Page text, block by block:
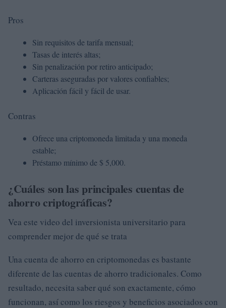
Pros
Sin requisitos de tarifa mensual;
Tasas de interés altas;
Sin penalización por retiro anticipado;
Carteras aseguradas por valores confiables;
Aplicación fácil y fácil de usar.
Contras
Ofrece una criptomoneda limitada y una moneda
estable;
Préstamo mínimo de $ 5,000.
¿Cuáles son las principales cuentas de
ahorro criptográficas?
Vea este video del inversionista universitario para
comprender mejor de qué se trata
Una cuenta de ahorro en criptomonedas es bastante
diferente de las cuentas de ahorro tradicionales. Como
resultado, necesita saber qué son exactamente, cómo
funcionan, así como los riesgos y beneficios asociados con